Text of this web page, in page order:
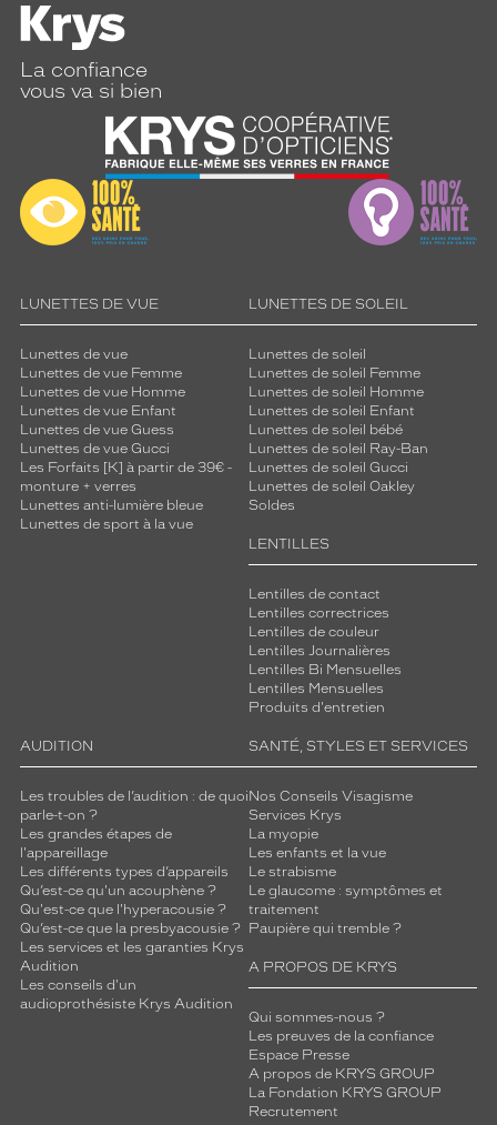
La confiance
vous va si bien
LUNETTES DE VUE
Lunettes de vue
Lunettes de vue Femme
Lunettes de vue Homme
Lunettes de vue Enfant
Lunettes de vue Guess
Lunettes de vue Gucci
Les Forfaits [K] à partir de 39€ -
monture + verres
Lunettes anti-lumière bleue
Lunettes de sport à la vue
LUNETTES DE SOLEIL
Lunettes de soleil
Lunettes de soleil Femme
Lunettes de soleil Homme
Lunettes de soleil Enfant
Lunettes de soleil bébé
Lunettes de soleil Ray-Ban
Lunettes de soleil Gucci
Lunettes de soleil Oakley
Soldes
LENTILLES
Lentilles de contact
Lentilles correctrices
Lentilles de couleur
Lentilles Journalières
Lentilles Bi Mensuelles
Lentilles Mensuelles
Produits d'entretien
AUDITION
Les troubles de l’audition : de quoi
parle-t-on ?
Les grandes étapes de
l'appareillage
Les différents types d’appareils
Qu’est-ce qu'un acouphène ?
Qu'est-ce que l'hyperacousie ?
Qu’est-ce que la presbyacousie ?
Les services et les garanties Krys
Audition
Les conseils d'un
audioprothésiste Krys Audition
SANTÉ, STYLES ET SERVICES
Nos Conseils Visagisme
Services Krys
La myopie
Les enfants et la vue
Le strabisme
Le glaucome : symptômes et
traitement
Paupière qui tremble ?
A PROPOS DE KRYS
Qui sommes-nous ?
Les preuves de la confiance
Espace Presse
A propos de KRYS GROUP
La Fondation KRYS GROUP
Recrutement